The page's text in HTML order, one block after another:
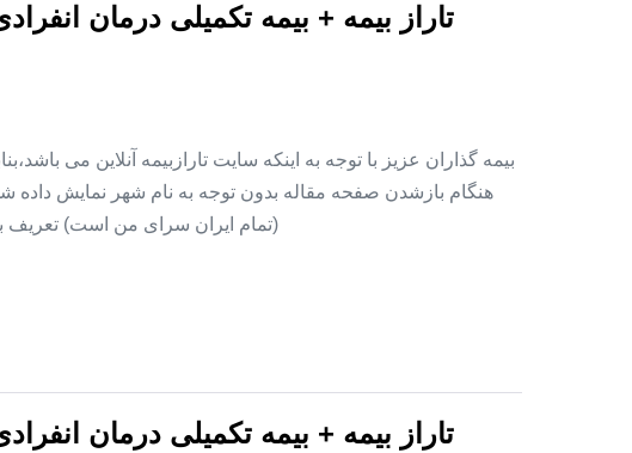
تاراز بیمه + بیمه تکمیلی درمان
بیمه گذاران عزیز با توجه به اینکه سایت تارازبیمه آنلاین می
هنگام بازشدن صفحه مقاله بدون توجه به نام شهر نمایش داده
(تمام ایران سرای من است) تعریف
تاراز بیمه + بیمه تکمیلی درمان